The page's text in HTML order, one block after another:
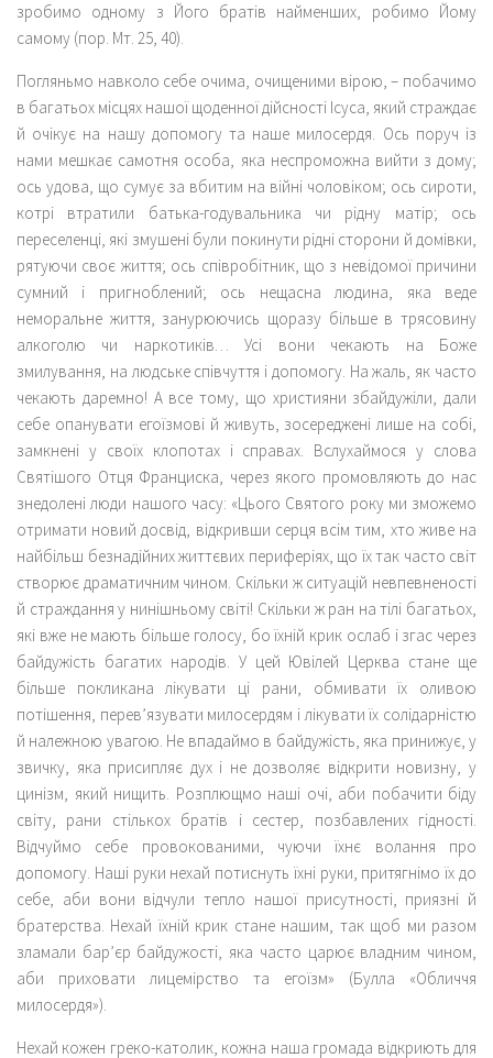
зробимо одному з Його братів найменших, робимо Йому
самому (пор. Мт. 25, 40).
Погляньмо навколо себе очима, очищеними вірою, – побачимо
в багатьох місцях нашої щоденної дійсності Ісуса, який страждає
й очікує на нашу допомогу та наше милосердя. Ось поруч із
нами мешкає самотня особа, яка неспроможна вийти з дому;
ось удова, що сумує за вбитим на війні чоловіком; ось сироти,
котрі втратили батька-годувальника чи рідну матір; ось
переселенці, які змушені були покинути рідні сторони й домівки,
рятуючи своє життя; ось співробітник, що з невідомої причини
сумний і пригноблений; ось нещасна людина, яка веде
неморальне життя, занурюючись щоразу більше в трясовину
алкоголю чи наркотиків… Усі вони чекають на Боже
змилування, на людське співчуття і допомогу. На жаль, як часто
чекають даремно! А все тому, що християни збайдужіли, дали
себе опанувати егоїзмові й живуть, зосереджені лише на собі,
замкнені у своїх клопотах і справах. Вслухаймося у слова
Святішого Отця Франциска, через якого промовляють до нас
знедолені люди нашого часу: «Цього Святого року ми зможемо
отримати новий досвід, відкривши серця всім тим, хто живе на
найбільш безнадійних життєвих периферіях, що їх так часто світ
створює драматичним чином. Скільки ж ситуацій невпевненості
й страждання у нинішньому світі! Скільки ж ран на тілі багатьох,
які вже не мають більше голосу, бо їхній крик ослаб і згас через
байдужість багатих народів. У цей Ювілей Церква стане ще
більше покликана лікувати ці рани, обмивати їх оливою
потішення, перев’язувати милосердям і лікувати їх солідарністю
й належною увагою. Не впадаймо в байдужість, яка принижує, у
звичку, яка присипляє дух і не дозволяє відкрити новизну, у
цинізм, який нищить. Розплющмо наші очі, аби побачити біду
світу, рани стількох братів і сестер, позбавлених гідності.
Відчуймо себе провокованими, чуючи їхнє волання про
допомогу. Наші руки нехай потиснуть їхні руки, притягнімо їх до
себе, аби вони відчули тепло нашої присутності, приязні й
братерства. Нехай їхній крик стане нашим, так щоб ми разом
зламали бар’єр байдужості, яка часто царює владним чином,
аби приховати лицемірство та егоїзм» (Булла «Обличчя
милосердя»).
Нехай кожен греко-католик, кожна наша громада відкриють для